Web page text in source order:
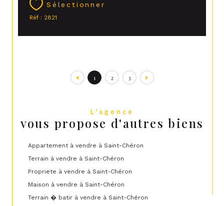
Sélectionner
Réf : 2821
1 2 3
L'agence
vous propose d'autres biens
Appartement à vendre à Saint-Chéron
Terrain à vendre à Saint-Chéron
Propriete à vendre à Saint-Chéron
Maison à vendre à Saint-Chéron
Terrain � batir à vendre à Saint-Chéron